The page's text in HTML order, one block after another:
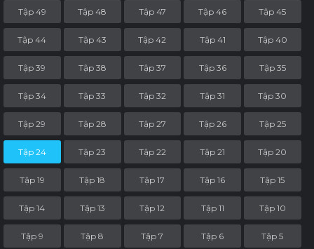
Tập 49 Tập 48 Tập 47 Tập 46 Tập 45
Tập 44 Tập 43 Tập 42 Tập 41 Tập 40
Tập 39 Tập 38 Tập 37 Tập 36 Tập 35
Tập 34 Tập 33 Tập 32 Tập 31 Tập 30
Tập 29 Tập 28 Tập 27 Tập 26 Tập 25
Tập 24 Tập 23 Tập 22 Tập 21 Tập 20
Tập 19 Tập 18 Tập 17 Tập 16 Tập 15
Tập 14 Tập 13 Tập 12 Tập 11 Tập 10
Tập 9 Tập 8 Tập 7 Tập 6 Tập 5